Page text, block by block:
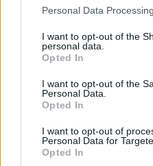
Personal Data
I want to opt-out of the
personal data.
Opted In
I want to opt-out of the
Personal Data.
Opted In
I want to opt-out of
Personal Data for
Opted In
dannati non vaccinati
6 mesi, perderanno
equiparati in tutto e per
Bonus platino invece ai
ai vaccinati o guariti
contatto con un positivo.